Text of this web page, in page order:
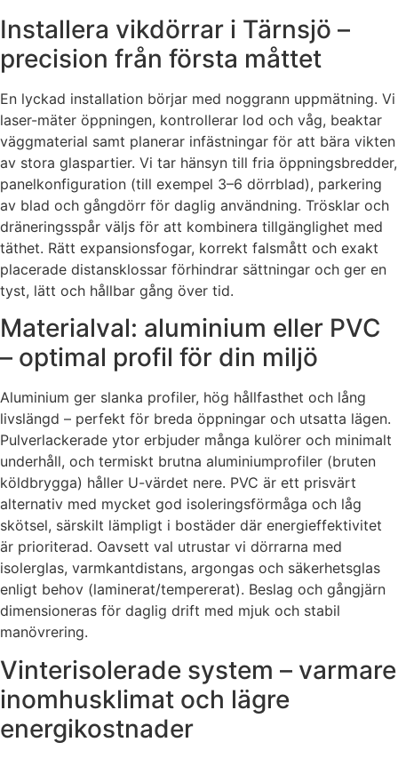
Installera vikdörrar i Tärnsjö –
precision från första måttet
En lyckad installation börjar med noggrann uppmätning. Vi
laser-mäter öppningen, kontrollerar lod och våg, beaktar
väggmaterial samt planerar infästningar för att bära vikten
av stora glaspartier. Vi tar hänsyn till fria öppningsbredder,
panelkonfiguration (till exempel 3–6 dörrblad), parkering
av blad och gångdörr för daglig användning. Trösklar och
dräneringsspår väljs för att kombinera tillgänglighet med
täthet. Rätt expansionsfogar, korrekt falsmått och exakt
placerade distansklossar förhindrar sättningar och ger en
tyst, lätt och hållbar gång över tid.
Materialval: aluminium eller PVC
– optimal profil för din miljö
Aluminium ger slanka profiler, hög hållfasthet och lång
livslängd – perfekt för breda öppningar och utsatta lägen.
Pulverlackerade ytor erbjuder många kulörer och minimalt
underhåll, och termiskt brutna aluminiumprofiler (bruten
köldbrygga) håller U-värdet nere. PVC är ett prisvärt
alternativ med mycket god isoleringsförmåga och låg
skötsel, särskilt lämpligt i bostäder där energieffektivitet
är prioriterad. Oavsett val utrustar vi dörrarna med
isolerglas, varmkantdistans, argongas och säkerhetsglas
enligt behov (laminerat/tempererat). Beslag och gångjärn
dimensioneras för daglig drift med mjuk och stabil
manövrering.
Vinterisolerade system – varmare
inomhusklimat och lägre
energikostnader